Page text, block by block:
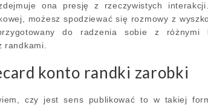
ona presję z rzeczywistych
możesz spodziewać się rozmowy z
do radzenia sobie z różnymi
randkami.
konto randki zarobki
czy jest sens publikować to w takiej